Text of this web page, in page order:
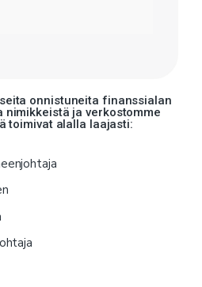
onnistuneita finanssialan
nimikkeistä ja verkostomme
toimivat alalla laajasti: